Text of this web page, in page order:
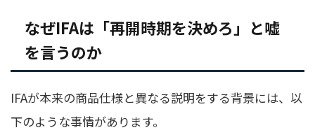
なぜIFAは「再開時期を決めろ」と嘘
を言うのか
IFAが本来の商品仕様と異なる説明をする背景には、以
下のような事情があります。